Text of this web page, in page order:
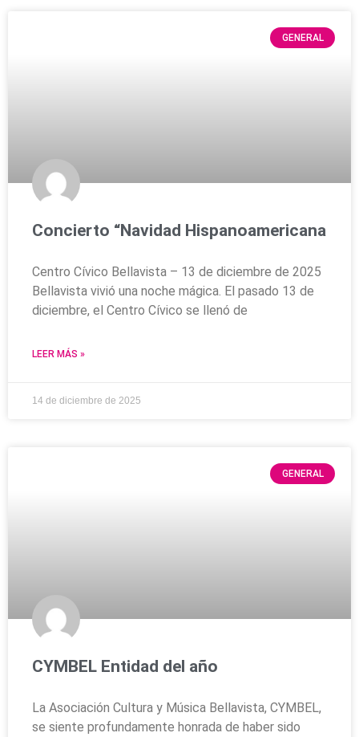
GENERAL
Concierto “Navidad Hispanoamericana
Centro Cívico Bellavista – 13 de diciembre de 2025
Bellavista vivió una noche mágica. El pasado 13 de
diciembre, el Centro Cívico se llenó de
LEER MÁS »
14 de diciembre de 2025
GENERAL
CYMBEL Entidad del año
La Asociación Cultura y Música Bellavista, CYMBEL,
se siente profundamente honrada de haber sido